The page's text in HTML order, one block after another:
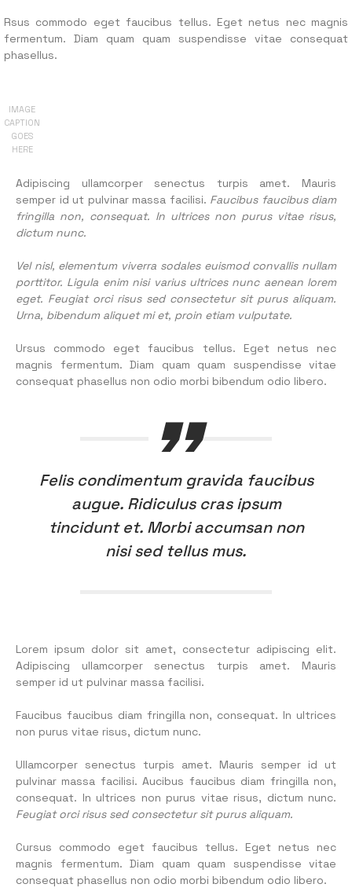
Rsus commodo eget faucibus tellus. Eget netus nec magnis
fermentum. Diam quam quam suspendisse vitae consequat
phasellus.
IMAGE
CAPTION
GOES
HERE
Adipiscing ullamcorper senectus turpis amet. Mauris
semper id ut pulvinar massa facilisi. Faucibus faucibus diam
fringilla non, consequat. In ultrices non purus vitae risus,
dictum nunc.
Vel nisl, elementum viverra sodales euismod convallis nullam
porttitor. Ligula enim nisi varius ultrices nunc aenean lorem
eget. Feugiat orci risus sed consectetur sit purus aliquam.
Urna, bibendum aliquet mi et, proin etiam vulputate.
Ursus commodo eget faucibus tellus. Eget netus nec
magnis fermentum. Diam quam quam suspendisse vitae
consequat phasellus non odio morbi bibendum odio libero.
Felis condimentum gravida faucibus
augue. Ridiculus cras ipsum
tincidunt et. Morbi accumsan non
nisi sed tellus mus.
Lorem ipsum dolor sit amet, consectetur adipiscing elit.
Adipiscing ullamcorper senectus turpis amet. Mauris
semper id ut pulvinar massa facilisi.
Faucibus faucibus diam fringilla non, consequat. In ultrices
non purus vitae risus, dictum nunc.
Ullamcorper senectus turpis amet. Mauris semper id ut
pulvinar massa facilisi. Aucibus faucibus diam fringilla non,
consequat. In ultrices non purus vitae risus, dictum nunc.
Feugiat orci risus sed consectetur sit purus aliquam.
Cursus commodo eget faucibus tellus. Eget netus nec
magnis fermentum. Diam quam quam suspendisse vitae
consequat phasellus non odio morbi bibendum odio libero.